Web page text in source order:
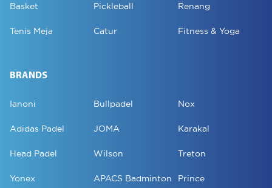
Basket Pickleball Renang
Tenis Meja Catur Fitness & Yoga
BRANDS
Ianoni Bullpadel Nox
Adidas Padel JOMA Karakal
Head Padel Wilson Treton
Yonex APACS Badminton Prince